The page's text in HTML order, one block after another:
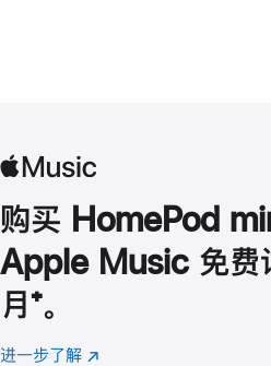
购买 HomePod
Apple Music 免费
月 脚
注
⁺。
进一步了解 Apple
(在